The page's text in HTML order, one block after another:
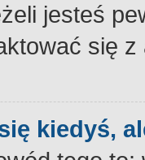
jesteś
się
kiedyś,